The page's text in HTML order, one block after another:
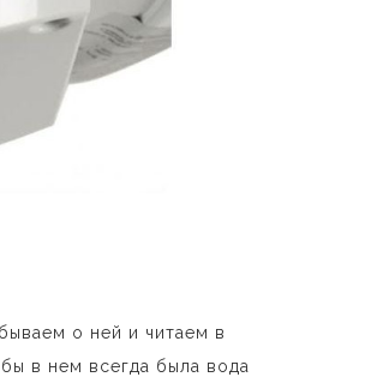
о ней и читаем в
в нем всегда была вода